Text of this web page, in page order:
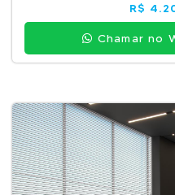
R$
Chamar no